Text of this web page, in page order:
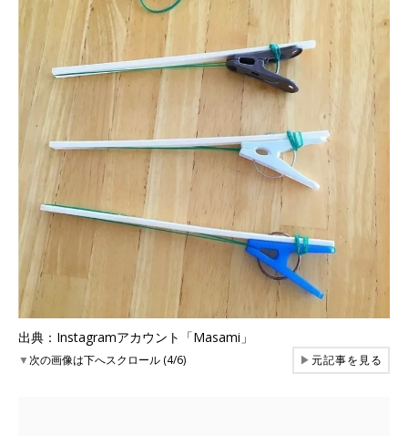
出典：Instagramアカウント「Masami」
▼次の画像は下へスクロール (4/6) ▶元記事を見る